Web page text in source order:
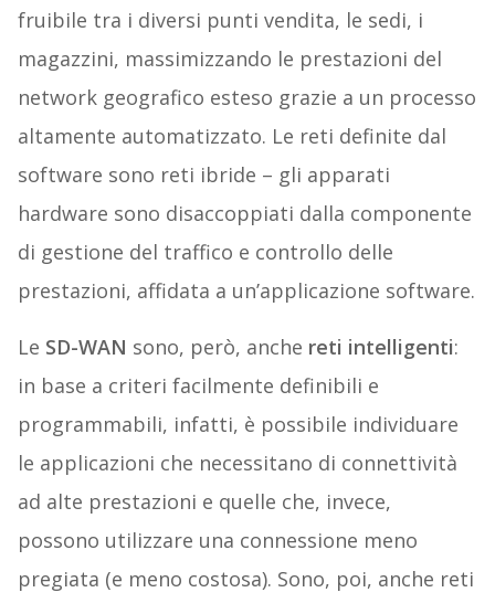
fruibile tra i diversi punti vendita, le sedi, i
magazzini, massimizzando le prestazioni del
network geografico esteso grazie a un processo
altamente automatizzato. Le reti definite dal
software sono reti ibride – gli apparati
hardware sono disaccoppiati dalla componente
di gestione del traffico e controllo delle
prestazioni, affidata a un’applicazione software.
Le SD-WAN sono, però, anche reti intelligenti:
in base a criteri facilmente definibili e
programmabili, infatti, è possibile individuare
le applicazioni che necessitano di connettività
ad alte prestazioni e quelle che, invece,
possono utilizzare una connessione meno
pregiata (e meno costosa). Sono, poi, anche reti